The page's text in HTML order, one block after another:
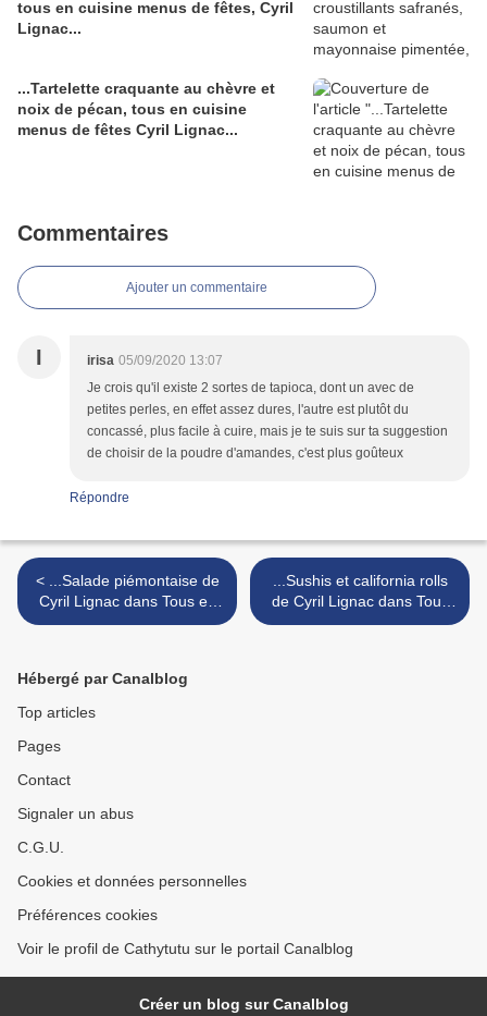
tous en cuisine menus de fêtes, Cyril
Lignac...
...Tartelette craquante au chèvre et
noix de pécan, tous en cuisine
menus de fêtes Cyril Lignac...
Commentaires
Ajouter un commentaire
I irisa 05/09/2020 13:07
Je crois qu'il existe 2 sortes de tapioca, dont un avec de
petites perles, en effet assez dures, l'autre est plutôt du
concassé, plus facile à cuire, mais je te suis sur ta suggestion
de choisir de la poudre d'amandes, c'est plus goûteux
Répondre
< ...Salade piémontaise de
Cyril Lignac dans Tous en
cuisine, 2eme édition...
...Sushis et california rolls
de Cyril Lignac dans Tous
en cuisine, 2eme édition... >
Hébergé par Canalblog
Top articles
Pages
Contact
Signaler un abus
C.G.U.
Cookies et données personnelles
Préférences cookies
Voir le profil de Cathytutu sur le portail Canalblog
Créer un blog sur Canalblog